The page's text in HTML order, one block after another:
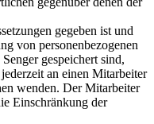
gegeben ist und
von personenbezogenen
gespeichert sind,
an einen Mitarbeiter
wenden. Der Mitarbeiter
Einschränkung der